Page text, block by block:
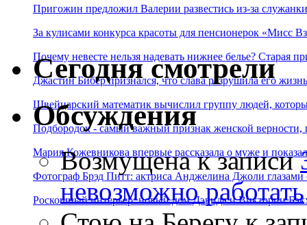
Пригожин предложил Валерии развестись из-за
За кулисами конкурса красоты для пенсионерок «Мисс
Почему невесте нельзя надевать нижнее белье? Старая
Джастин Бибер признался, что слава разрушила его
Швейцарский математик вычислил группу людей,
Подбородок - самый важный признак женской
Мария Кожевникова впервые рассказала о муже и
Фотограф Брэд Питт: актриса Анджелина Джоли глазами
Роскошный интерьер: новый дом Дэвида и Виктории
Сегодня смотрели
Обсуждения
Возмущенак записи
невозможно работать